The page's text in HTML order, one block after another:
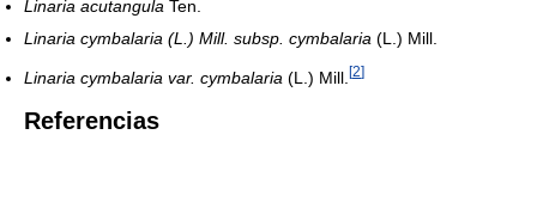
Linaria acutangula Ten.
Linaria cymbalaria (L.) Mill. subsp. cymbalaria (L.) Mill.
Linaria cymbalaria var. cymbalaria (L.) Mill. [2]
Referencias